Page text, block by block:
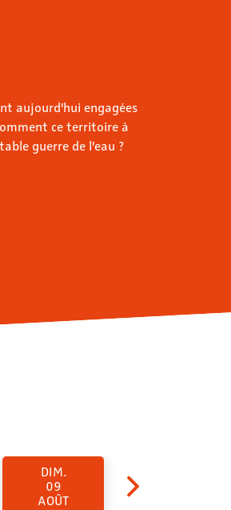
aujourd'hui engagées
ce territoire à
guerre de l'eau ?
DIM.
09
AOÛT